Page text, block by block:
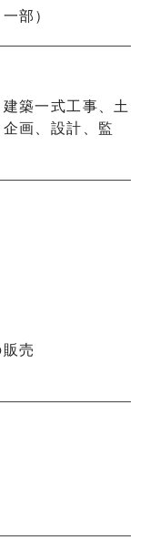
部）
築一式工事、土
画、設計、監
売